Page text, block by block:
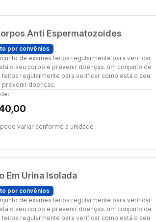
Anti Espermatozoides
por convênios
de exames feitos regularmente para verificar
o seu corpo e prevenir doenças. um conjunto de
feitos regularmente para verificar como está o seu
prevenir doenças.
variar conforme a unidade
Em Urina Isolada
por convênios
de exames feitos regularmente para verificar
o seu corpo e prevenir doenças. um conjunto de
feitos regularmente para verificar como está o seu